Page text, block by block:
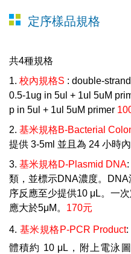
定序樣品規格
共4種規格
1. 校內規格S : double-
0.5-1ug in 5ul + 1ul 5uM
p in 5ul + 1ul 5uM primer
2. 基米規格B-Bacterial
提供 3-5ml 並且為 24 小時
3. 基米規格D-Plasmid DNA:
類，並標示DNA濃度。 DNA
序反應至少提供10 μ L。一
應大於5μM 。 170元
4. 基米規格 P-PCR Product:
體積約 10 μ L ，附上電泳